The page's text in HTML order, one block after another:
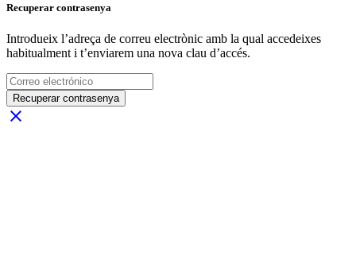
Recuperar contrasenya
Introdueix l’adreça de correu electrònic amb la qual accedeixes
habitualment i t’enviarem una nova clau d’accés.
Recuperar contrasenya
close